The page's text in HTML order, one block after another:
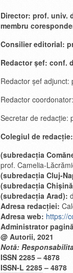
Director: prof. univ.
membru
Consilier editorial:
Redactor şef: conf.
Redactor şef adjunct:
Redactor
Secretar de redacție:
Colegiul de redacție:
(subredacția
prof. Camelia-
(subredacția Cluj-
(subredacția
(subredacția Arad):
Adresa redacţiei:
Adresa web: https://
Administrator
@ Autorii, 2021
Notă:
ISSN 2285 – 4878
ISSN‑L 2285 – 4878